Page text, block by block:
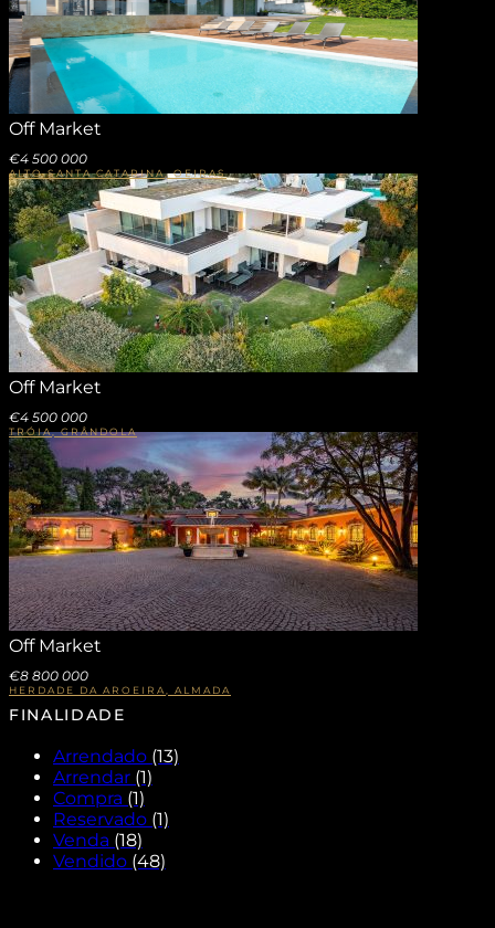
Off Market
€4 500 000
ALTO SANTA CATARINA, OEIRAS
Off Market
€4 500 000
TRÓIA, GRÂNDOLA
Off Market
€8 800 000
HERDADE DA AROEIRA, ALMADA
FINALIDADE
Arrendado (13)
Arrendar (1)
Compra (1)
Reservado (1)
Venda (18)
Vendido (48)